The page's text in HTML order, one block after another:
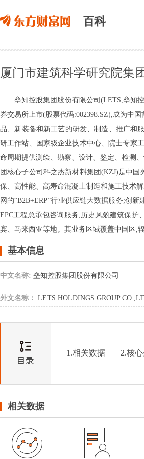
百科
厦门市建筑科学研究院集
垒知控股集团股份有限公司(LETS,垒知
券交易所上市(股票代码:002398.SZ),成为中
品、新装备和新工艺的研发、制造、推广和
研工作站、国家级企业技术中心、院士专家
命周期提供测绘、勘察、设计、鉴定、检测
团核心子公司科之杰新材料集团(KZJ)是中
保、高性能、高寿命混凝土制造和施工技术
网的“B2B+ERP”行业供应链大数据服务;创
EPC工程总承包咨询服务,历史风貌建筑保
宾、马来西亚等地。其业务区域覆盖中国区,
基本信息
中文名称: 垒知控股集团股份有限公司
外文名称： LETS HOLDINGS GROUP
1.相关数据 2.核
相关数据